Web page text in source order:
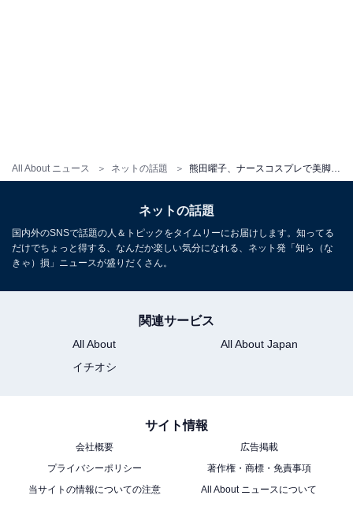
All About ニュース ネットの話題
ネットの話題
国内外のSNSで話題の人＆トピックをタイムリーにお届けします。知ってる
だけでちょっと得する、なんだか楽しい気分になれる、ネット発「知ら（な
きゃ）損」ニュースが盛りだくさん。
関連サービス
All About
All About Japan
イチオシ
サイト情報
会社概要
広告掲載
プライバシーポリシー
著作権・商標・免責事項
当サイトの情報についての注意
All About ニュースについて